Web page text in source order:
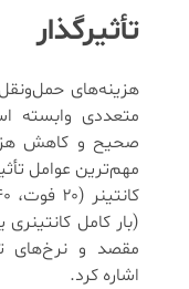
تأثیرگذار
هزینه‌های
متعددی وابسته
صحیح و کاهش
مهم‌ترین عوامل
(بار کامل
مقصد و نرخ‌های
اشاره کرد.